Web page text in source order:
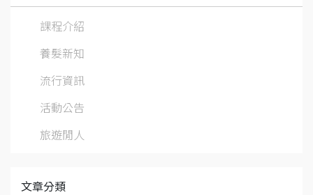
課程介紹
養髮新知
流行資訊
活動公告
旅遊閒人
文章分類